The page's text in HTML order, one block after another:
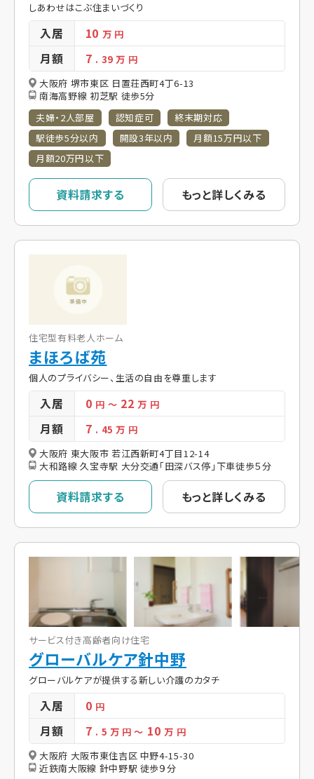
しあわせはこぶ住まいづくり
入居 10万 円
月額 7 . 39万 円
大阪府 堺市東区 日置荘西町4丁6-13
南海高野線 初芝駅 徒歩5分
夫婦・2人部屋
認知症可
終末期対応
駅徒歩5分以内
開設3年以内
月額15万円以下
月額20万円以下
資料請求する もっと詳しくみる
住宅型有料老人ホーム
まほろば苑
個人のプライバシー、生活の自由を尊重します
入居 0 円 ～ 22万 円
月額 7 . 45万 円
大阪府 東大阪市 若江西新町4丁目12-14
大和路線 久宝寺駅 大分交通「田深バス停」下車徒歩５分
資料請求する もっと詳しくみる
サービス付き高齢者向け住宅
グローバルケア針中野
グローバルケアが提供する新しい介護のカタチ
入居 0 円
月額 7 . 5 万 円～ 10万 円
大阪府 大阪市東住吉区 中野4-15-30
近鉄南大阪線 針中野駅 徒歩９分